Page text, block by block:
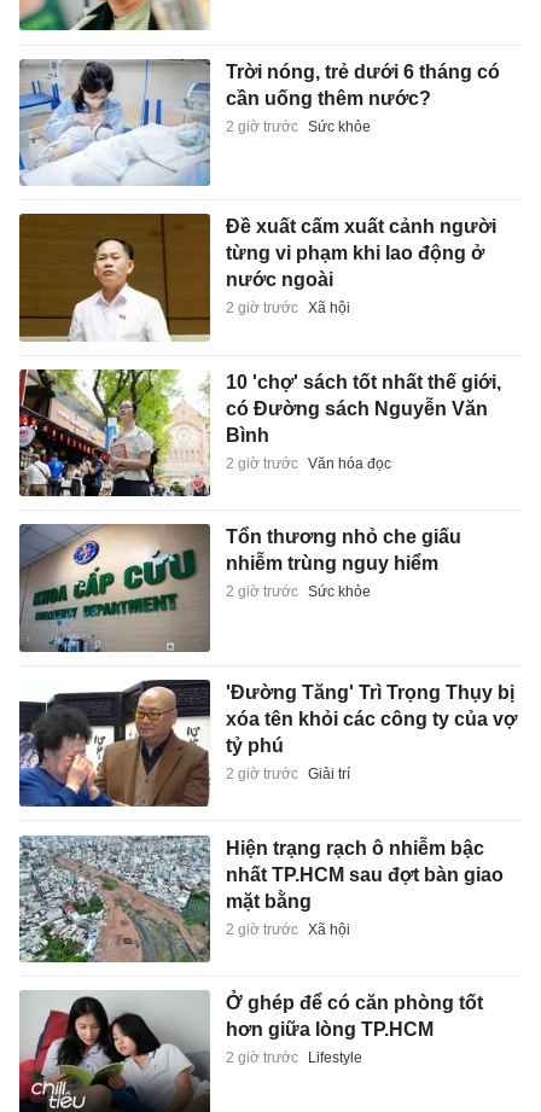
Trời nóng, trẻ dưới 6 tháng có
cần uống thêm nước?
2 giờ trước Sức khỏe
Đề xuất cấm xuất cảnh người
từng vi phạm khi lao động ở
nước ngoài
2 giờ trước Xã hội
10 'chợ' sách tốt nhất thế giới,
có Đường sách Nguyễn Văn
Bình
2 giờ trước Văn hóa đọc
Tổn thương nhỏ che giấu
nhiễm trùng nguy hiểm
2 giờ trước Sức khỏe
'Đường Tăng' Trì Trọng Thụy bị
xóa tên khỏi các công ty của vợ
tỷ phú
2 giờ trước Giải trí
Hiện trạng rạch ô nhiễm bậc
nhất TP.HCM sau đợt bàn giao
mặt bằng
2 giờ trước Xã hội
Ở ghép để có căn phòng tốt
hơn giữa lòng TP.HCM
2 giờ trước Lifestyle